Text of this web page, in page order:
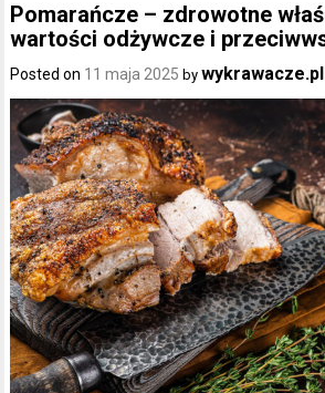
Pomarańcze – zdrowotne
wartości odżywcze i
Posted on 11 maja 2025 bywykrawacze.pl